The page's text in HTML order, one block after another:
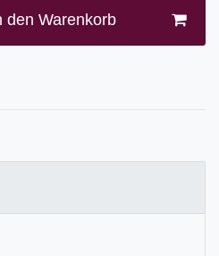
den Warenkorb